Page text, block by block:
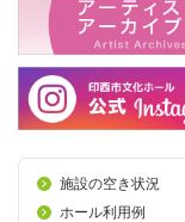
施設の空き状況
ホール利用例